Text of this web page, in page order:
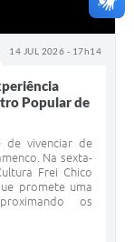
14 JUL 2026 - 17h14
Popular de
vivenciar de
Na sexta-
Frei Chico
promete uma
os